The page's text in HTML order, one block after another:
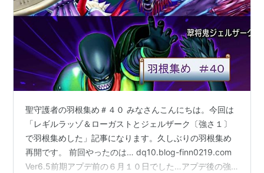
聖守護者の羽根集め＃４０ みなさんこんにちは。今回は
「レギルラッゾ＆ローガストとジェルザーク〔強さ１〕
で羽根集めした」記事になります。久しぶりの羽根集め
再開です。 前回やったのは… dq10.blog-finn0219.com
Ver6.5前期アプデ前の６月１０日でした…アプデ後の強